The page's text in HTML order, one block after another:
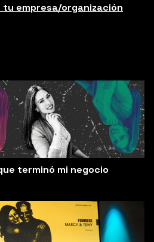
tu empresa/organización
terminó mi negocio